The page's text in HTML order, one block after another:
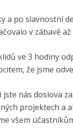
po slavnostní
v zábavě
ve 3 hodiny
že jsme
nás doslova
projektech a
všem